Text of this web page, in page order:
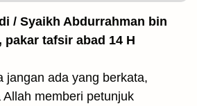
/ Syaikh Abdurrahman bin
pakar tafsir abad 14 H
jangan ada yang berkata,
Allah memberi petunjuk